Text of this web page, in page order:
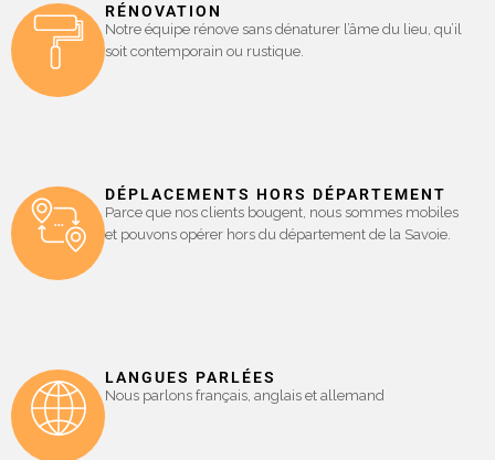
RÉNOVATION
Notre équipe rénove sans dénaturer l’âme du lieu, qu’il
soit contemporain ou rustique.
DÉPLACEMENTS HORS DÉPARTEMENT
Parce que nos clients bougent, nous sommes mobiles
et pouvons opérer hors du département de la Savoie.
LANGUES PARLÉES
Nous parlons français, anglais et allemand